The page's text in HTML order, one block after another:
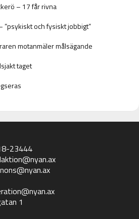
– 17 får rivna
”psykiskt och fysiskt jobbigt”
motanmäler målsägande
taget
23444
1